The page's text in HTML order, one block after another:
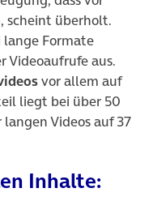
scheint überholt.
Formate
Videoaufrufe aus.
vor allem auf
liegt bei über 50
Videos auf 37
Inhalte: